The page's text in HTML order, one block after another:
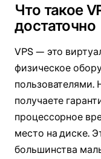
Что такое
достаточно
VPS — это
физическое
пользователями.
получаете
процессорное
место на диске.
большинства